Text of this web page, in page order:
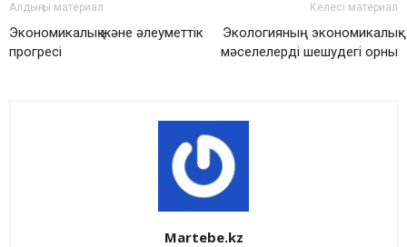
Алдыңғы материал
Экономикалық және әлеуметтік
прогресі
Келесі материал
Экологияның экономикалық
мәселелерді шешудегі орны
Martebe.kz